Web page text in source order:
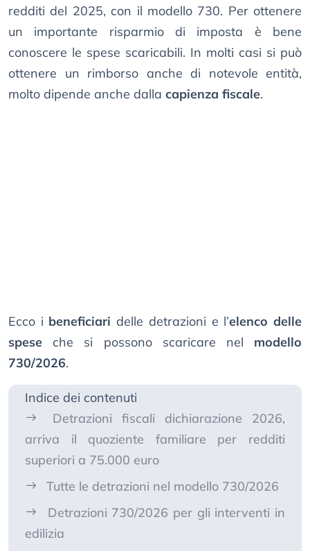
redditi del 2025, con il modello 730. Per ottenere
un importante risparmio di imposta è bene
conoscere le spese scaricabili. In molti casi si può
ottenere un rimborso anche di notevole entità,
molto dipende anche dalla capienza fiscale.
Ecco i beneficiari delle detrazioni e l’elenco delle
spese che si possono scaricare nel modello
730/2026.
Indice dei contenuti
Detrazioni fiscali dichiarazione 2026,
arriva il quoziente familiare per redditi
superiori a 75.000 euro
Tutte le detrazioni nel modello 730/2026
Detrazioni 730/2026 per gli interventi in
edilizia